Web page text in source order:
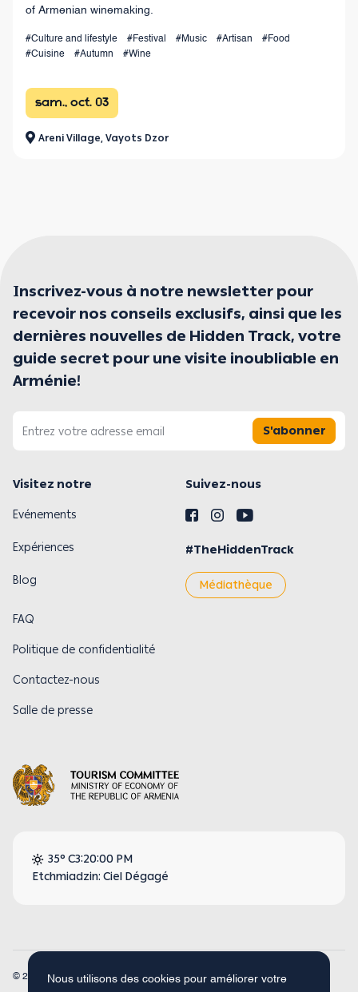
of Armenian winemaking.
#Culture and lifestyle #Festival #Music #Artisan
#Food
#Cuisine
#Autumn #Wine
sam., oct. 03
Areni Village, Vayots Dzor
Nous utilisons des cookies pour améliorer votre
Inscrivez-vous à notre newsletter pour
recevoir nos conseils exclusifs, ainsi que les
dernières nouvelles de Hidden Track, votre
guide secret pour une visite inoubliable en
Arménie!
S'abonner
Visitez notre Suivez-nous
Evénements
Expériences #TheHiddenTrack
Blog Médiathèque
FAQ
Politique de confidentialité
Contactez-nous
Salle de presse
35° C3:20:00 PM
Etchmiadzin: Ciel Dégagé
© 2026 Armenia Travel. Tous droits réservés.